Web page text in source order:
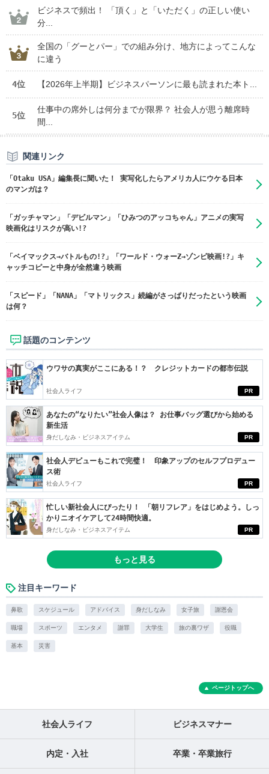
ビジネスで頻出！ 「頂く」と「いただく」の正しい使い
分...
全国の「グーとパー」での組み分け、地方によってこんな
に違う
4位 【2026年上半期】ビジネスパーソンに最も読まれた本ト...
5位
仕事中の席外しは何分までが限界？ 社会人が思う離席時
間...
関連リンク
「Otaku USA」編集長に聞いた！ 実写化したらアメリカ人にウケる日本
のマンガは？
「ガッチャマン」「デビルマン」「ひみつのアッコちゃん」アニメの実写
映画化はリスクが高い!?
「ベイマックス→バトルもの!?」「ワールド・ウォーZ→ゾンビ映画!?」キ
ャッチコピーと中身が全然違う映画
「スピード」「NANA」「マトリックス」続編がさっぱりだったという映画
は何？
話題のコンテンツ
PR
ウワサの真実がここにある！？ クレジットカードの都市伝説
社会人ライフ
PR
あなたの“なりたい”社会人像は？ お仕事バッグ選びから始める
新生活
身だしなみ・ビジネスアイテム
PR
社会人デビューもこれで完璧！ 印象アップのセルフプロデュー
ス術
社会人ライフ
PR
忙しい新社会人にぴったり！ 「朝リフレア」をはじめよう。しっ
かりニオイケアして24時間快適。
身だしなみ・ビジネスアイテム
もっと見る
注目キーワード
鼻歌 スケジュール アドバイス 身だしなみ 女子旅 謝恩会
職場 スポーツ エンタメ 謝罪 大学生 旅の裏ワザ 役職
基本 災害
ページトップへ
社会人ライフ ビジネスマナー
内定・入社 卒業・卒業旅行